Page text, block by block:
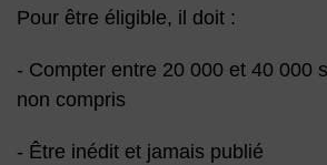
Pour être éligible, il doit :
- Compter entre 20 000 et 40 000
non compris
- Être inédit et jamais publié